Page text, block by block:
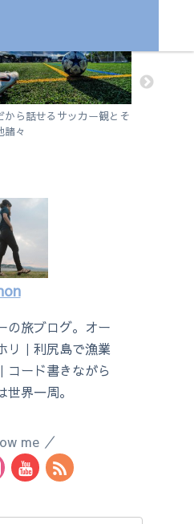
から話せるサッカー観とそ
諸々
の旅ブログ。オー
リ｜利尻島で漁業
コード書きながら
界一周。
me